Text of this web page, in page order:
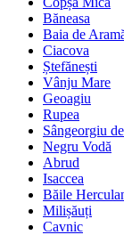
Băneasa
Baia de
Ciacova
Ștefănești
Vânju Mare
Geoagiu
Rupea
Sângeorgiu
Negru Vodă
Abrud
Isaccea
Băile
Milișăuți
Cavnic